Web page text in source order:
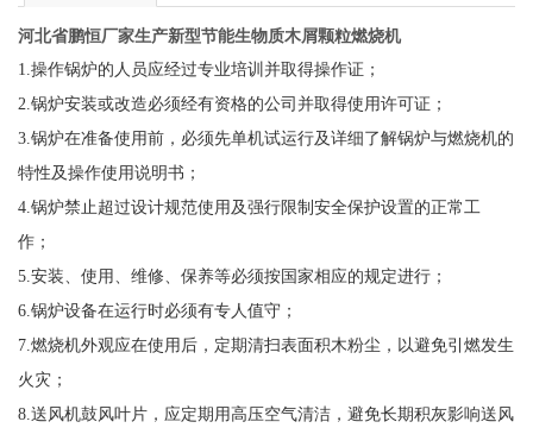
河北省鹏恒厂家生产新型节能生物质木屑颗粒燃烧机
1.操作锅炉的人员应经过专业培训并取得操作证；
2.锅炉安装或改造必须经有资格的公司并取得使用许可证；
3.锅炉在准备使用前，必须先单机试运行及详细了解锅炉与燃烧机的
特性及操作使用说明书；
4.锅炉禁止超过设计规范使用及强行限制安全保护设置的正常工
作；
5.安装、使用、维修、保养等必须按国家相应的规定进行；
6.锅炉设备在运行时必须有专人值守；
7.燃烧机外观应在使用后，定期清扫表面积木粉尘，以避免引燃发生
火灾；
8.送风机鼓风叶片，应定期用高压空气清洁，避免长期积灰影响送风